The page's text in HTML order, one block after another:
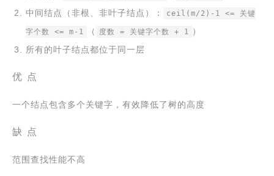
中间结点（非根、非叶子结点）：
ceil(m/2)-1 <= 关键
字个数 <= m-1 （ 度数 = 关键字个数 + 1
）
所有的叶子结点都位于同一层
优 点
一个结点包含多个关键字，有效降低了树的高度
缺 点
范围查找性能不高